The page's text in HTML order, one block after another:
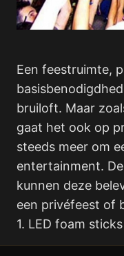
Een feestruimte,
bruiloft. Maar
gaat het ook op
steeds meer om
entertainment.
kunnen deze
een privéfeest of
1. LED foam